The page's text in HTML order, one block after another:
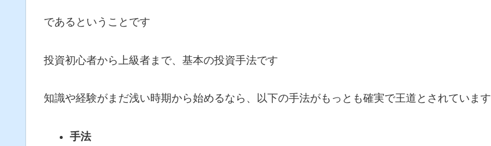
であるということです
投資初心者から上級者まで、基本の投資手法です
知識や経験がまだ浅い時期から始めるなら、以下の手法がもっとも確実で王道とされています
手法